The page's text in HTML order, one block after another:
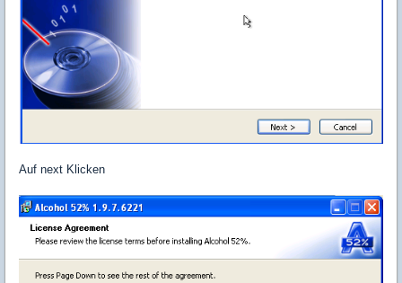
Auf next Klicken